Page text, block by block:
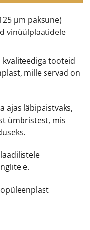
µm paksune)
vinüülplaatidele
tooteid
mille servad on
ajas läbipaistvaks,
ümbristest, mis